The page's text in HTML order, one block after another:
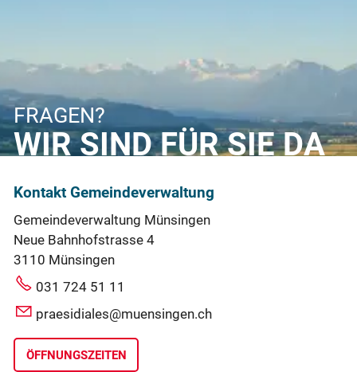
FRAGEN?
WIR SIND FÜR SIE DA
Kontakt Gemeindeverwaltung
Gemeindeverwaltung Münsingen
Neue Bahnhofstrasse 4
3110 Münsingen
031 724 51 11
praesidiales@muensingen.ch
ÖFFNUNGSZEITEN